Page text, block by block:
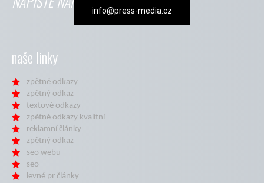
info@press-media.cz
naše linky
zpětné odkazy
zpětný odkaz
textové odkazy
zpětné odkazy kvalitní
reklamní články
zpětný odkaz
seo webu
seo
levné pr články